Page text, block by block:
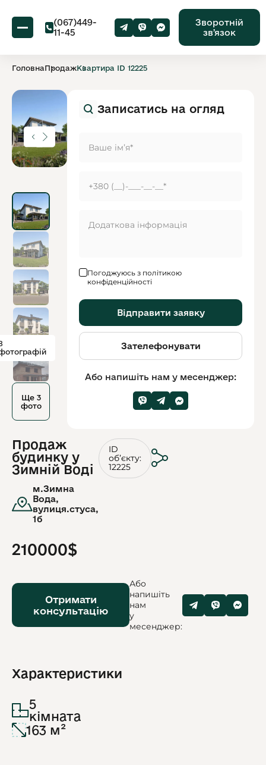
(067)449-
11-45
Зворотній
звʼязок
ГоловнаПродажКвартира ID 12225
Ще 3
фото
Продаж
будинку у
Зимній Воді
м.Зимна
Вода,
вулиця.стуса,
1б
ID
обʼєкту:
12225
210000$
Отримати
консультацію
Або
напишіть
нам
у
месенджер:
Характеристики
5
кімната
163 м²
Записатись на огляд
Погоджуюсь з політикою
конфіденційності
Відправити заявку
Зателефонувати
Або напишіть нам у месенджер: